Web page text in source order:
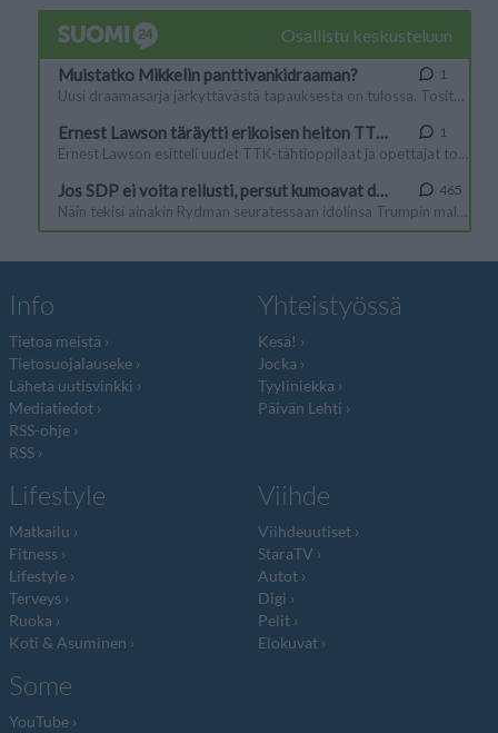
Info
Tietoa meistä
Tietosuojalauseke
Lähetä uutisvinkki
Mediatiedot
RSS-ohje
RSS
Yhteistyössä
Kesä!
Jocka
Tyyliniekka
Päivän Lehti
Lifestyle
Matkailu
Fitness
Lifestyle
Terveys
Ruoka
Koti & Asuminen
Viihde
Viihdeuutiset
StaraTV
Autot
Digi
Pelit
Elokuvat
Some
YouTube